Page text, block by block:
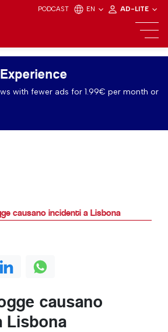
PODCAST EN AD-LITE
with fewer ads for 1.99€ per month or
causano incidenti a Lisbona
causano
Lisbona